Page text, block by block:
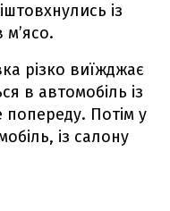
із
різко виїжджає
в автомобіль із
Потім у
із салону